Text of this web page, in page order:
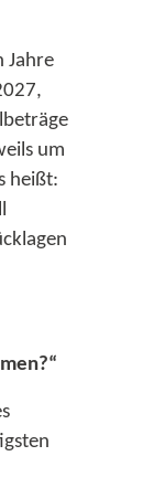
Jahre
um
heißt: